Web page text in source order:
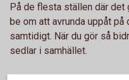
På de flesta ställen där det
be om att avrunda uppåt
samtidigt. När du gör så
sedlar i samhället.